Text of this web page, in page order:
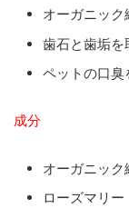
オーガニック
歯石と歯垢を
ペットの口臭
成分
オーガニック
ローズマリー